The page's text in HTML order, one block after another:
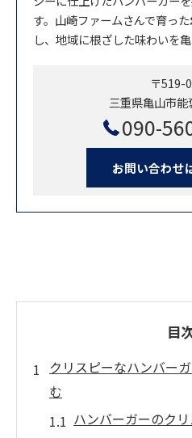
す。山崎ファームさんで育っ
し、地域に根ざした味わいを
〒519-
三重県亀山市
090-
お問い合わせ
目
クリスピーなハンバー
む
ハンバーガーのク